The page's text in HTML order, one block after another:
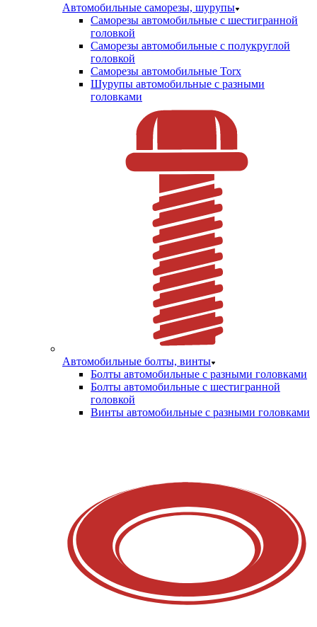
Автомобильные саморезы, шурупы
Саморезы автомобильные с шестигранной
головкой
Саморезы автомобильные с полукруглой
головкой
Саморезы автомобильные Torx
Шурупы автомобильные с разными
головками
Автомобильные болты, винты
Болты автомобильные с разными головками
Болты автомобильные с шестигранной
головкой
Винты автомобильные с разными головками